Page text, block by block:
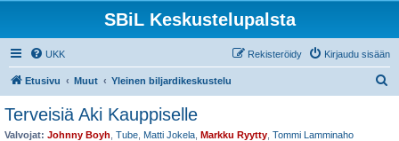
SBiL Keskustelupalsta
UKK Kirjaudu sisään
Rekisteröidy
Etusivu Muut Yleinen biljardikeskustelu
Terveisiä Aki Kauppiselle
Valvojat: Johnny Boyh Tube Matti Jokela Markku Ryytty Tommi Lamminaho